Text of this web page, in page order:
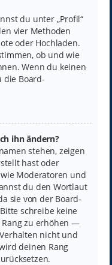
du unter „Profil“
vier Methoden
oder Hochladen.
ob und wie
Wenn du keinen
die Board-
ihn ändern?
stehen, zeigen
hast oder
Moderatoren und
du den Wortlaut
sie von der Board-
schreibe keine
zu erhöhen —
nicht und
deinen Rang